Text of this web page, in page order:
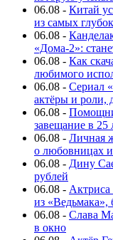
06.08 - Китай
из самых
06.08 -
«Дома-2»:
06.08 - Как
любимого
06.08 - Сериал
актёры и роли,
06.08 -
завещание в 25
06.08 - Личная
о любовницах
06.08 - Дину
рублей
06.08 -
из «Ведьмака»,
06.08 - Слава
в окно